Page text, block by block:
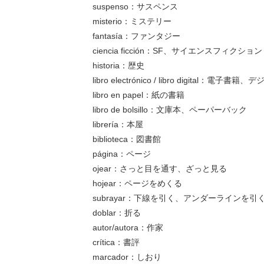
suspenso ：サスペンス
misterio ：ミステリー
fantasía ：ファンタジー
ciencia ficción ： SF、サイエンスフィクション
historia ：歴史
libro electrónico / libro digital ：電子書籍、デ
libro en papel ：紙の書籍
libro de bolsillo ：文庫本、ペーパーバック
librería ：本屋
biblioteca ：図書館
página ：ページ
ojear ：さっと目を通す、ざっと見る
hojear ：ページをめくる
subrayar ：下線を引く、アンダーラインを引く
doblar ：折る
autor/autora ：作家
crítica ：書評
marcador ：しおり